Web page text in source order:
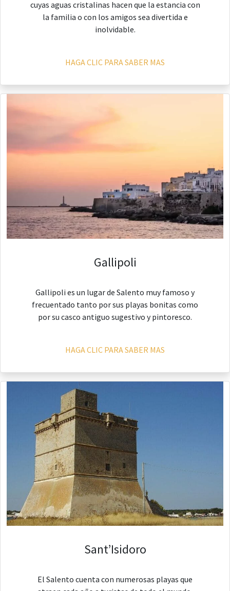
cuyas aguas cristalinas hacen que la estancia con
la familia o con los amigos sea divertida e
inolvidable.
HAGA CLIC PARA SABER MAS
Gallipoli
Gallipoli es un lugar de Salento muy famoso y
frecuentado tanto por sus playas bonitas como
por su casco antiguo sugestivo y pintoresco.
HAGA CLIC PARA SABER MAS
Sant’Isidoro
El Salento cuenta con numerosas playas que